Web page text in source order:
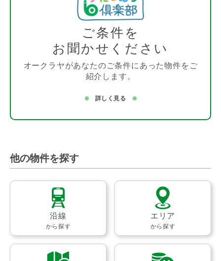
ご条件を
お聞かせください
オークラヤがあなたのご条件にあった物件をご
紹介します。
詳しく見る
他の物件を探す
沿線
から探す
エリア
から探す